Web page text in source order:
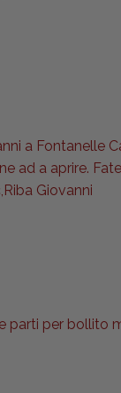
a Fontanelle
ad a aprire.
Giovanni
parti per